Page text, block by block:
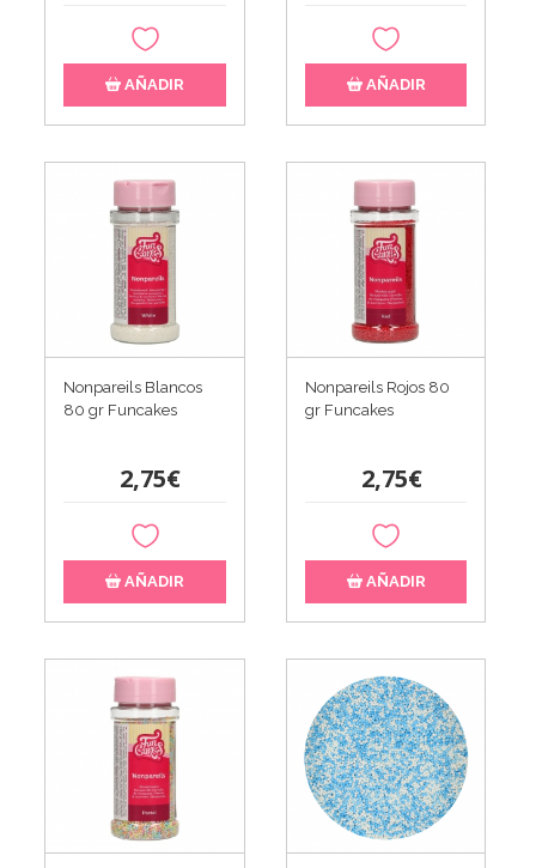
AÑADIR AÑADIR
Nonpareils Blancos
80 gr Funcakes
2,75€
AÑADIR
Nonpareils Rojos 80
gr Funcakes
2,75€
AÑADIR